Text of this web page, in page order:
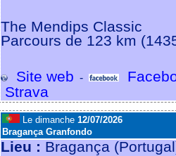
The Mendips Classic
Parcours de 123 km
Site web -
Strava
Le dimanche 12/07/2026
Bragança Granfondo
Lieu : Bragança